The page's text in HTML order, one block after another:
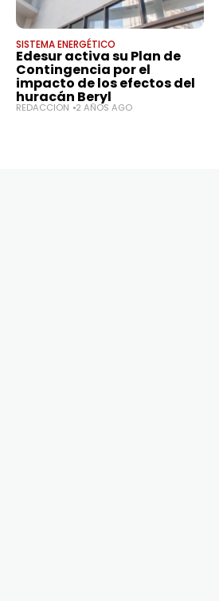
SISTEMA ENERGÉTICO
Edesur activa su Plan de
Contingencia por el
impacto de los efectos del
huracán Beryl
REDACCIÓN 2 AÑOS AGO